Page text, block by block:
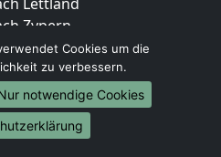
Zypern
Kroatien
Estland
Finnland
Frankreich
Griechenland
Cookies um die
zu verbessern.
notwendige Cookies